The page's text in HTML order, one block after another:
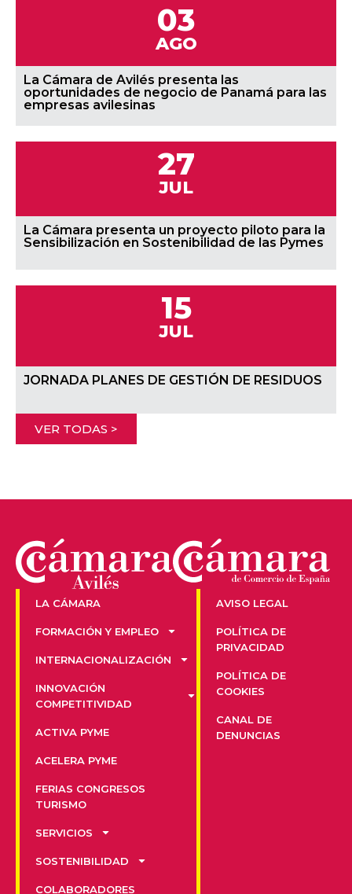
03
AGO
La Cámara de Avilés presenta las
oportunidades de negocio de Panamá para las
empresas avilesinas
27
JUL
La Cámara presenta un proyecto piloto para la
Sensibilización en Sostenibilidad de las Pymes
15
JUL
JORNADA PLANES DE GESTIÓN DE RESIDUOS
VER TODAS >
LA CÁMARA
FORMACIÓN Y EMPLEO
INTERNACIONALIZACIÓN
INNOVACIÓN
COMPETITIVIDAD
ACTIVA PYME
ACELERA PYME
FERIAS CONGRESOS
TURISMO
SERVICIOS
SOSTENIBILIDAD
COLABORADORES
AVISO LEGAL
POLÍTICA DE
PRIVACIDAD
POLÍTICA DE
COOKIES
CANAL DE
DENUNCIAS